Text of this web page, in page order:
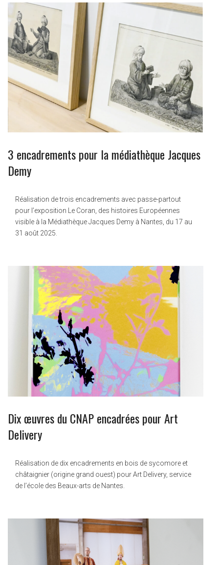
3 encadrements pour la médiathèque Jacques
Demy
Réalisation de trois encadrements avec passe-partout
pour l’exposition Le Coran, des histoires Européennes
visible à la Médiathèque Jacques Demy à Nantes, du 17 au
31 août 2025.
Dix œuvres du CNAP encadrées pour Art
Delivery
Réalisation de dix encadrements en bois de sycomore et
châtaignier (origine grand ouest) pour Art Delivery, service
de l’école des Beaux-arts de Nantes.